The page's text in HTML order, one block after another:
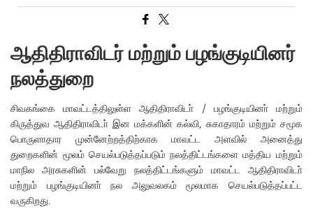
ஆதிதிராவிடர் மற்றும் பழங்குடியினர்
நலத்துறை
சிவகங்கை மாவட்டத்திலுள்ள ஆதிதிராவிடா் / பழங்குடியினா் மற்றும்
கிருத்துவ ஆதிதிராவிடா் இன மக்களின் கல்வி, சுகாதாரம் மற்றும் சமூக
பொருளாதார முன்னேற்றத்திற்காக மாவட்ட அளவில் அனைத்து
துறைகளின் மூலம் செயல்படுத்தப்படும் நலத்திட்டங்களை மத்திய மற்றும்
மாநில அரசுகளின் பல்வேறு நலத்திட்டங்களும் மாவட்ட ஆதிதிராவிடா்
மற்றும் பழங்குடியினா் நல அலுவலகம் மூலமாக செயல்படுத்தப்பட்ட
வருகிறது.